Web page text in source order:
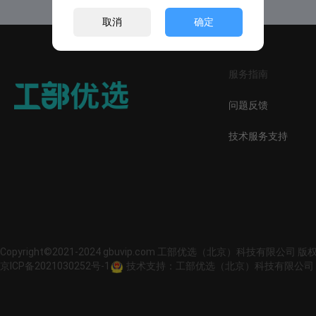
服务指南
问题反馈
技术服务支持
Copyright©2021-2024 gbuvip.com 工部优选（北京）科技有限公司 版
京ICP备2021030252号-1
技术支持：工部优选（北京）科技有限公司
取消 确定